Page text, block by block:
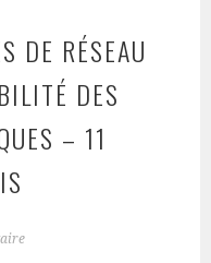
DE RÉSEAU
DES
– 11